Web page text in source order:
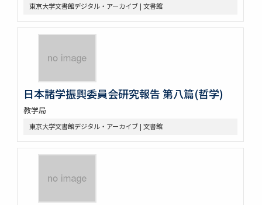
東京大学文書館デジタル・アーカイブ | 文書館
日本諸学振興委員会研究報告 第八篇(哲学)
教学局
東京大学文書館デジタル・アーカイブ | 文書館